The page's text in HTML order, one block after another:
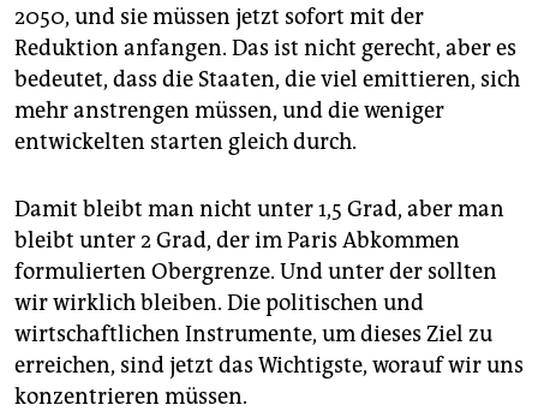
2050, und sie müssen jetzt sofort mit der
Reduktion anfangen. Das ist nicht gerecht, aber es
bedeutet, dass die Staaten, die viel emittieren, sich
mehr anstrengen müssen, und die weniger
entwickelten starten gleich durch.
Damit bleibt man nicht unter 1,5 Grad, aber man
bleibt unter 2 Grad, der im Paris Abkommen
formulierten Obergrenze. Und unter der sollten
wir wirklich bleiben. Die politischen und
wirtschaftlichen Instrumente, um dieses Ziel zu
erreichen, sind jetzt das Wichtigste, worauf wir uns
konzentrieren müssen.